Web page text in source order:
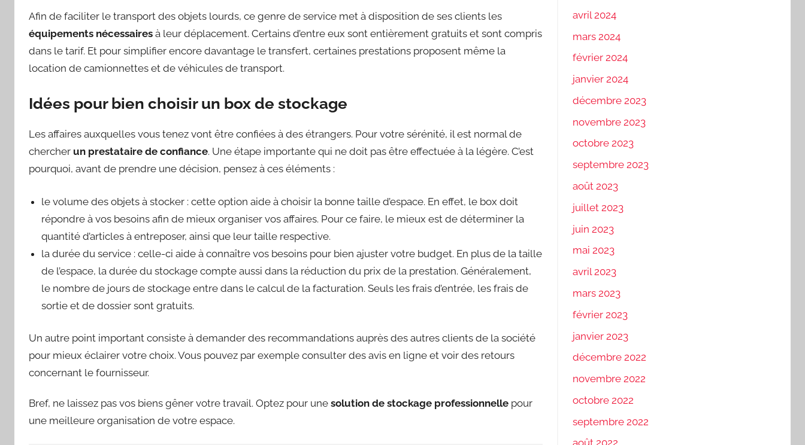
Afin de faciliter le transport des objets lourds, ce genre de service met à disposition de ses clients les
équipements nécessaires à leur déplacement. Certains d’entre eux sont entièrement gratuits et sont compris
dans le tarif. Et pour simplifier encore davantage le transfert, certaines prestations proposent même la
location de camionnettes et de véhicules de transport.
Idées pour bien choisir un box de stockage
Les affaires auxquelles vous tenez vont être confiées à des étrangers. Pour votre sérénité, il est normal de
chercher un prestataire de confiance. Une étape importante qui ne doit pas être effectuée à la légère. C’est
pourquoi, avant de prendre une décision, pensez à ces éléments :
le volume des objets à stocker : cette option aide à choisir la bonne taille d’espace. En effet, le box doit
répondre à vos besoins afin de mieux organiser vos affaires. Pour ce faire, le mieux est de déterminer la
quantité d’articles à entreposer, ainsi que leur taille respective.
la durée du service : celle-ci aide à connaître vos besoins pour bien ajuster votre budget. En plus de la taille
de l’espace, la durée du stockage compte aussi dans la réduction du prix de la prestation. Généralement,
le nombre de jours de stockage entre dans le calcul de la facturation. Seuls les frais d’entrée, les frais de
sortie et de dossier sont gratuits.
Un autre point important consiste à demander des recommandations auprès des autres clients de la société
pour mieux éclairer votre choix. Vous pouvez par exemple consulter des avis en ligne et voir des retours
concernant le fournisseur.
Bref, ne laissez pas vos biens gêner votre travail. Optez pour une solution de stockage professionnelle pour
une meilleure organisation de votre espace.
avril 2024
mars 2024
février 2024
janvier 2024
décembre 2023
novembre 2023
octobre 2023
septembre 2023
août 2023
juillet 2023
juin 2023
mai 2023
avril 2023
mars 2023
février 2023
janvier 2023
décembre 2022
novembre 2022
octobre 2022
septembre 2022